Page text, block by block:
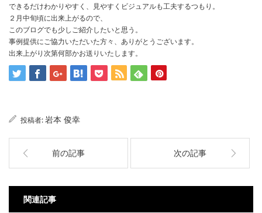
できるだけわかりやすく、見やすくビジュアルも工夫するつもり。
２月中旬頃に出来上がるので、
このブログでも少しご紹介したいと思う。
事例提供にご協力いただいた方々、ありがとうございます。
出来上がり次第何部かお送りいたします。
投稿者:岩本 俊幸
前の記事 次の記事
関連記事